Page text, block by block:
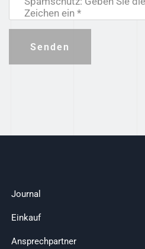
Zeichen ein *
Senden
Journal
Einkauf
Ansprechpartner